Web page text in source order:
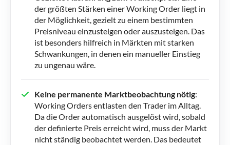
der größten Stärken einer Working Order liegt in
der Möglichkeit, gezielt zu einem bestimmten
Preisniveau einzusteigen oder auszusteigen. Das
ist besonders hilfreich in Märkten mit starken
Schwankungen, in denen ein manueller Einstieg
zu ungenau wäre.
Keine permanente Marktbeobachtung nötig:
Working Orders entlasten den Trader im Alltag.
Da die Order automatisch ausgelöst wird, sobald
der definierte Preis erreicht wird, muss der Markt
nicht ständig beobachtet werden. Das bedeutet